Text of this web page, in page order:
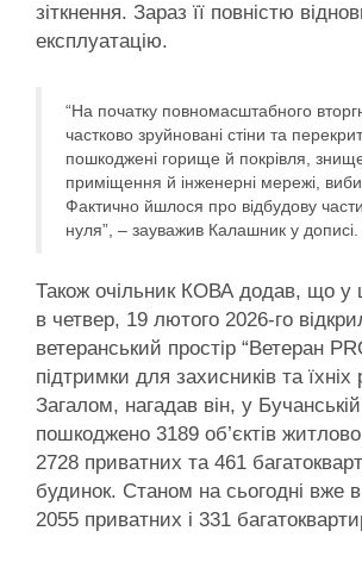
зіткнення. Зараз її повністю
експлуатацію.
“На початку повномасштабного
частково зруйновані стіни та
пошкоджені горище й покрівля,
приміщення й інженерні мережі,
Фактично йшлося про відбудову
нуля”, – зауважив Калашник у дописі.
Також очільник КОВА додав, що у
в четвер, 19 лютого 2026-го
ветеранський простір “Ветеран
підтримки для захисників та їхніх
Загалом, нагадав він, у
пошкоджено 3189 об’єктів
2728 приватних та 461
будинок. Станом на сьогодні вже
2055 приватних і 331